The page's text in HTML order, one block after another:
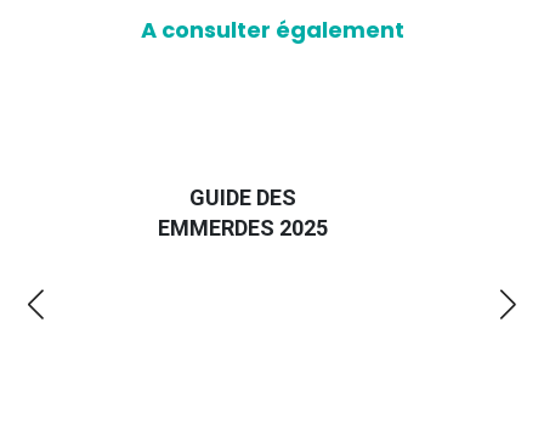
A consulter également
GUIDE DES
EMMERDES 2025